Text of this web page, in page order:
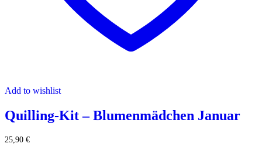
Add to wishlist
Quilling-Kit – Blumenmädchen Januar
25,90 €